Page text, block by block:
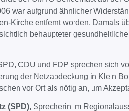
war aufgrund ähnlicher
Kirche entfernt worden. Damals
behaupteter
CDU und FDP sprechen sich
der Netzabdeckung in Klein
vor Ort als nötig an, um
(SPD),Sprecherin im